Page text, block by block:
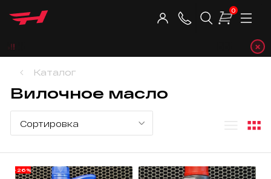
0
×
Каталог
Вилочное масло
-26%